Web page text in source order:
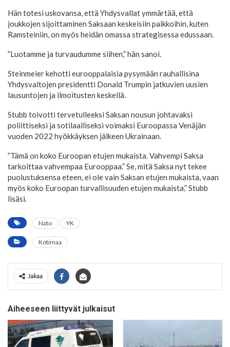
Hän totesi uskovansa, että Yhdysvallat ymmärtää, että
joukkojen sijoittaminen Saksaan keskeisiin paikkoihin, kuten
Ramsteiniin, on myös heidän omassa strategisessa edussaan.
”Luotamme ja turvaudumme siihen,” hän sanoi.
Steinmeier kehotti eurooppalaisia pysymään rauhallisina
Yhdysvaltojen presidentti Donald Trumpin jatkuvien uusien
lausuntojen ja ilmoitusten keskellä.
Stubb toivotti tervetulleeksi Saksan nousun johtavaksi
poliittiseksi ja sotilaalliseksi voimaksi Euroopassa Venäjän
vuoden 2022 hyökkäyksen jälkeen Ukrainaan.
”Tämä on koko Euroopan etujen mukaista. Vahvempi Saksa
tarkoittaa vahvempaa Eurooppaa.” Se, mitä Saksa nyt tekee
puolustuksensa eteen, ei ole vain Saksan etujen mukaista, vaan
myös koko Euroopan turvallisuuden etujen mukaista,” Stubb
lisäsi.
Nato YK
Kotimaa
Jakaa
Aiheeseen liittyvät julkaisut